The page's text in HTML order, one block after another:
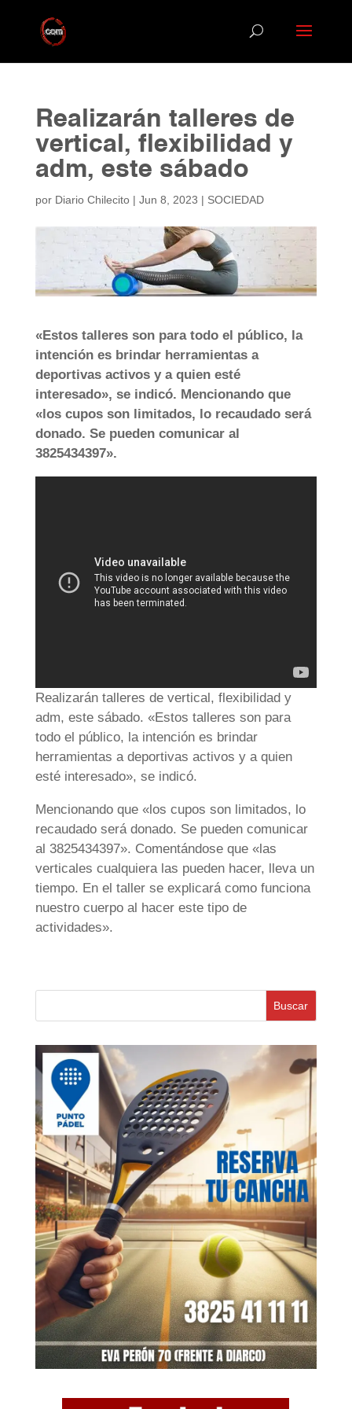
Realizarán talleres de
vertical, flexibilidad y
adm, este sábado
por Diario Chilecito| Jun 8, 2023 | SOCIEDAD
«Estos talleres son para todo el público, la
intención es brindar herramientas a
deportivas activos y a quien esté
interesado», se indicó. Mencionando que
«los cupos son limitados, lo recaudado será
donado. Se pueden comunicar al
3825434397».
Realizarán talleres de vertical, flexibilidad y
adm, este sábado. «Estos talleres son para
todo el público, la intención es brindar
herramientas a deportivas activos y a quien
esté interesado», se indicó.
Mencionando que «los cupos son limitados, lo
recaudado será donado. Se pueden comunicar
al 3825434397». Comentándose que «las
verticales cualquiera las pueden hacer, lleva un
tiempo. En el taller se explicará como funciona
nuestro cuerpo al hacer este tipo de
actividades».
Buscar